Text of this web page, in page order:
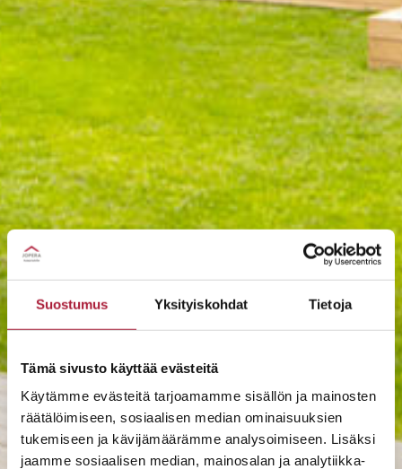
Suostumus Yksityiskohdat Tietoja
Tämä sivusto käyttää evästeitä
Käytämme evästeitä tarjoamamme sisällön ja mainosten
räätälöimiseen, sosiaalisen median ominaisuuksien
tukemiseen ja kävijämäärämme analysoimiseen. Lisäksi
jaamme sosiaalisen median, mainosalan ja analytiikka-